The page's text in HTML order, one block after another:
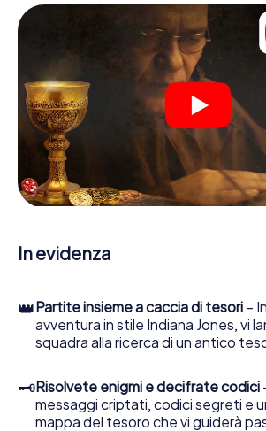
chi ha quello che serve per essere un
nostra caccia al tesoro a Torremolinos
per ogni giocatore.
Una volta assegnati i ruoli, può iniziare la
del thriller poliziesco a Torremolinos:
crittografati, risolvere complicati
indizi, indizi in vari luoghi della città. Il suo
suo strumento di indagine più
web sviluppata appositamente le
le persone di contatto ed esaminare
enigmatiche, la aiuta a raccogliere
Nel corso della caccia al tesoro a
tesoro è a pochi passi di distanza.
In evidenza
👑Partite insieme a caccia di tesori –
avventura in stile Indiana Jones, vi
squadra alla ricerca di un antico
🗝Risolvete enigmi e decifrate codici
messaggi criptati, codici segreti e
mappa del tesoro che vi guiderà